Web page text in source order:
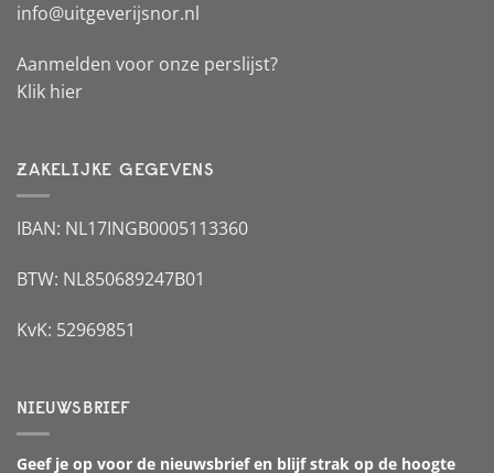
info@uitgeverijsnor.nl
Aanmelden voor onze perslijst?
Klik hier
ZAKELIJKE GEGEVENS
IBAN: NL17INGB0005113360
BTW: NL850689247B01
KvK: 52969851
NIEUWSBRIEF
Geef je op voor de nieuwsbrief en blijf strak op de hoogte